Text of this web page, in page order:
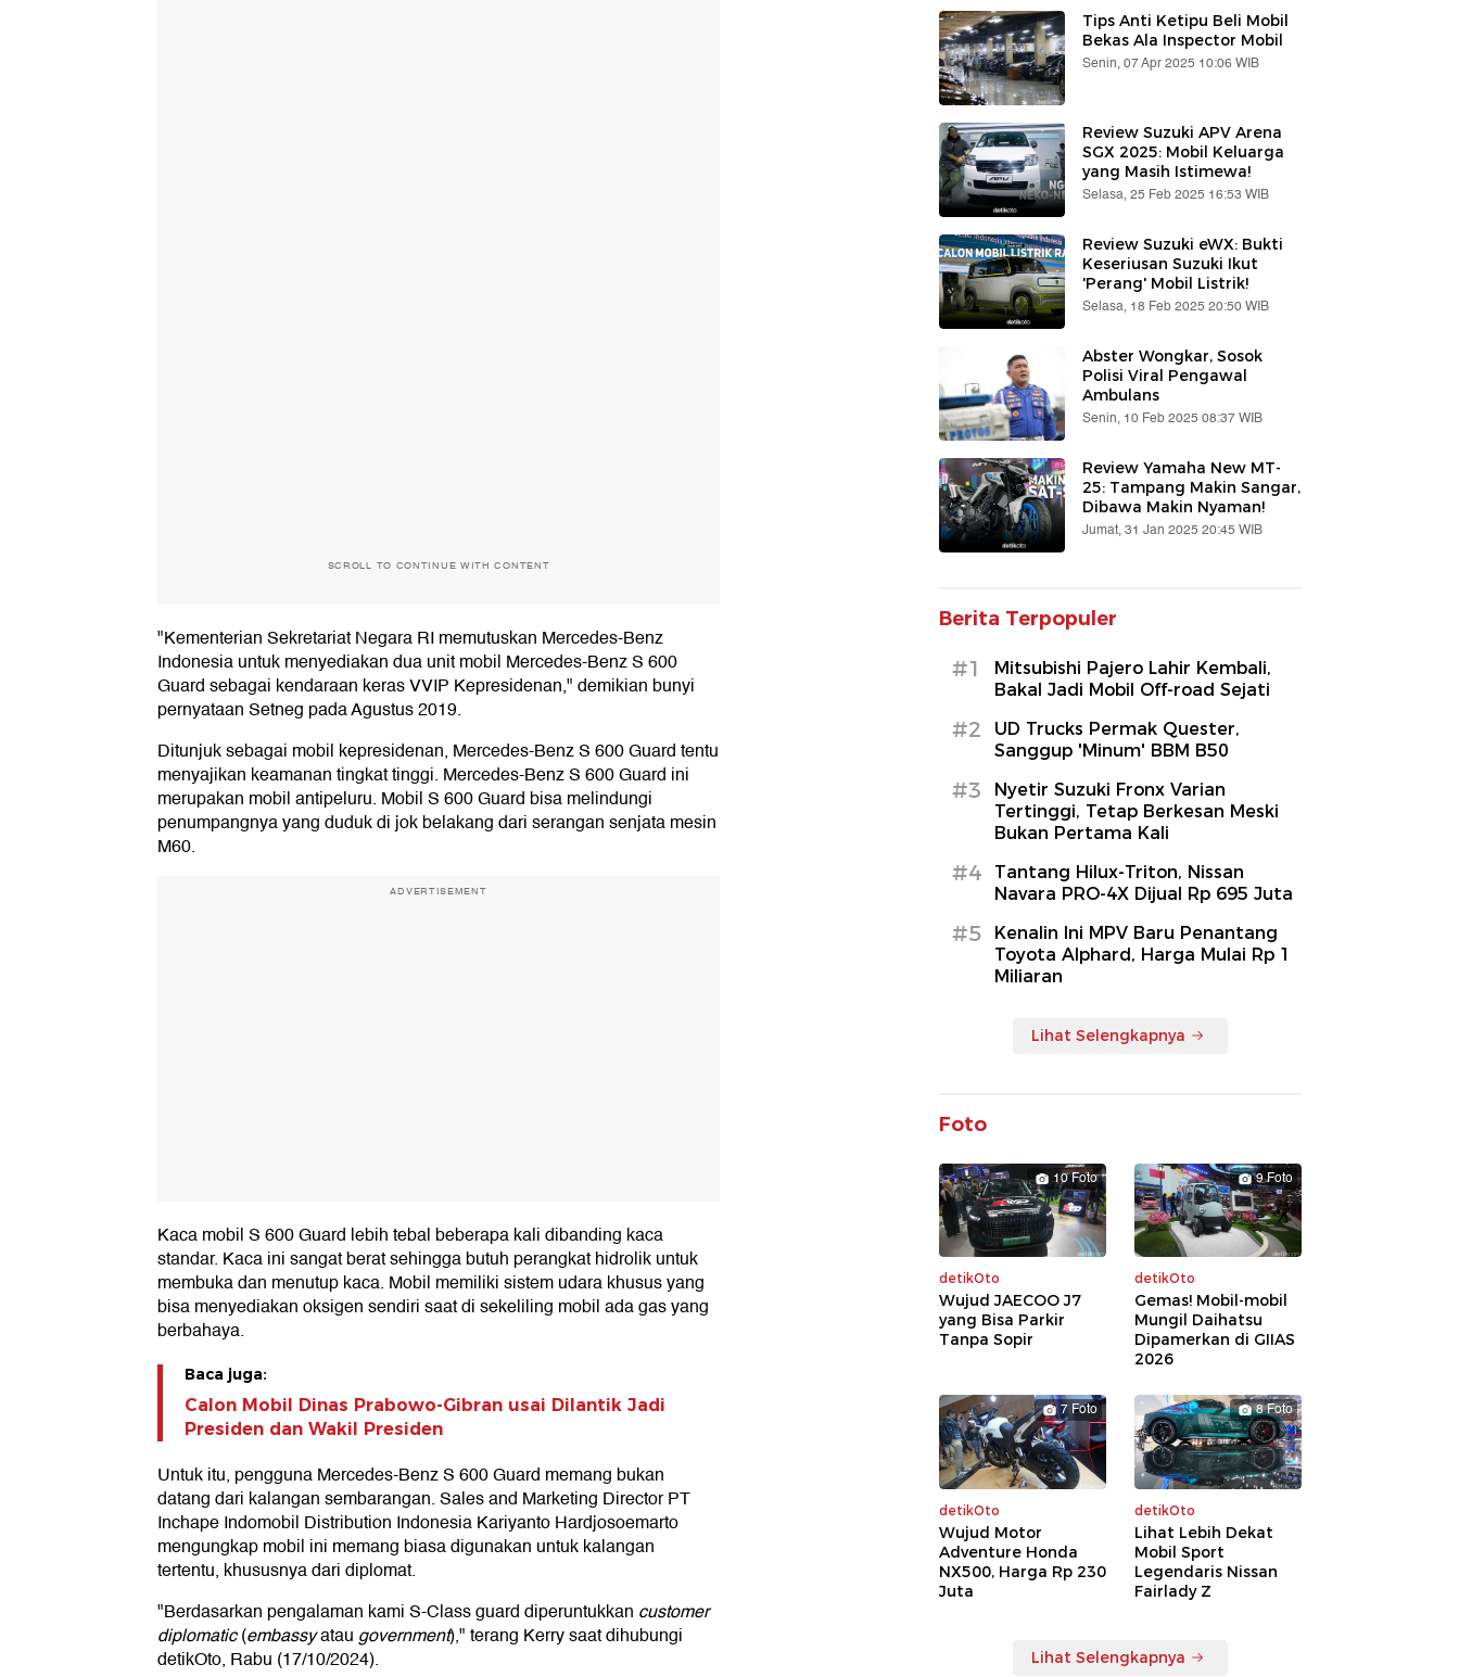
SCROLL TO CONTINUE WITH CONTENT
"Kementerian Sekretariat Negara RI memutuskan Mercedes-Benz
Indonesia untuk menyediakan dua unit mobil Mercedes-Benz S 600
Guard sebagai kendaraan keras VVIP Kepresidenan," demikian bunyi
pernyataan Setneg pada Agustus 2019.
Ditunjuk sebagai mobil kepresidenan, Mercedes-Benz S 600 Guard tentu
menyajikan keamanan tingkat tinggi. Mercedes-Benz S 600 Guard ini
merupakan mobil antipeluru. Mobil S 600 Guard bisa melindungi
penumpangnya yang duduk di jok belakang dari serangan senjata mesin
M60.
ADVERTISEMENT
Kaca mobil S 600 Guard lebih tebal beberapa kali dibanding kaca
standar. Kaca ini sangat berat sehingga butuh perangkat hidrolik untuk
membuka dan menutup kaca. Mobil memiliki sistem udara khusus yang
bisa menyediakan oksigen sendiri saat di sekeliling mobil ada gas yang
berbahaya.
Baca juga:
Calon Mobil Dinas Prabowo-Gibran usai Dilantik Jadi
Presiden dan Wakil Presiden
Untuk itu, pengguna Mercedes-Benz S 600 Guard memang bukan
datang dari kalangan sembarangan. Sales and Marketing Director PT
Inchape Indomobil Distribution Indonesia Kariyanto Hardjosoemarto
mengungkap mobil ini memang biasa digunakan untuk kalangan
tertentu, khususnya dari diplomat.
"Berdasarkan pengalaman kami S-Class guard diperuntukkan customer
diplomatic(embassyataugovernment)," terang Kerry saat dihubungi
detikOto, Rabu (17/10/2024).
Tips Anti Ketipu Beli Mobil
Bekas Ala Inspector Mobil
Senin, 07 Apr 2025 10:06 WIB
Review Suzuki APV Arena
SGX 2025: Mobil Keluarga
yang Masih Istimewa!
Selasa, 25 Feb 2025 16:53 WIB
Review Suzuki eWX: Bukti
Keseriusan Suzuki Ikut
'Perang' Mobil Listrik!
Selasa, 18 Feb 2025 20:50 WIB
Abster Wongkar, Sosok
Polisi Viral Pengawal
Ambulans
Senin, 10 Feb 2025 08:37 WIB
Review Yamaha New MT-
25: Tampang Makin Sangar,
Dibawa Makin Nyaman!
Jumat, 31 Jan 2025 20:45 WIB
Berita Terpopuler
#1
Mitsubishi Pajero Lahir Kembali,
Bakal Jadi Mobil Off-road Sejati
#2
UD Trucks Permak Quester,
Sanggup 'Minum' BBM B50
#3
Nyetir Suzuki Fronx Varian
Tertinggi, Tetap Berkesan Meski
Bukan Pertama Kali
#4
Tantang Hilux-Triton, Nissan
Navara PRO-4X Dijual Rp 695 Juta
#5
Kenalin Ini MPV Baru Penantang
Toyota Alphard, Harga Mulai Rp 1
Miliaran
Lihat Selengkapnya
Foto
10 Foto
detikOto
Wujud JAECOO J7
yang Bisa Parkir
Tanpa Sopir
9 Foto
detikOto
Gemas! Mobil-mobil
Mungil Daihatsu
Dipamerkan di GIIAS
2026
7 Foto
detikOto
Wujud Motor
Adventure Honda
NX500, Harga Rp 230
Juta
8 Foto
detikOto
Lihat Lebih Dekat
Mobil Sport
Legendaris Nissan
Fairlady Z
Lihat Selengkapnya